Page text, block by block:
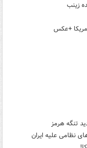
زینب
تنگه هرمز
نظامی علیه ایران